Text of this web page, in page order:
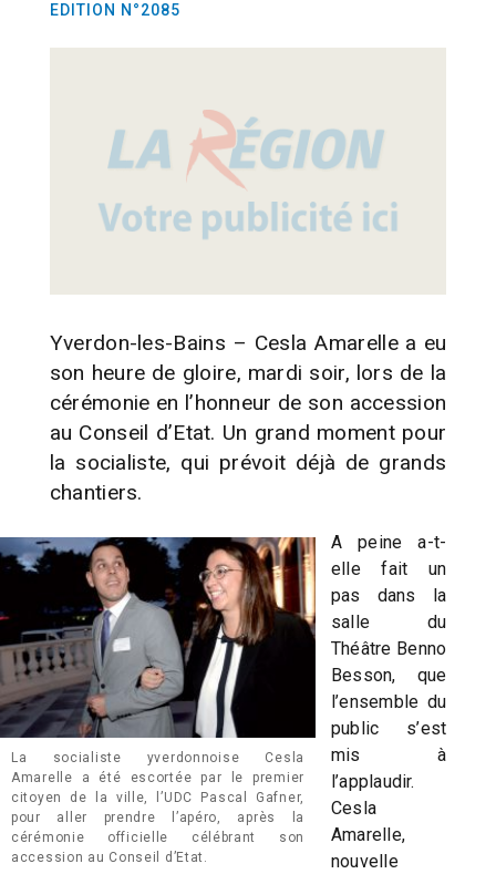
EDITION N°2085
Yverdon-les-Bains – Cesla Amarelle a eu
son heure de gloire, mardi soir, lors de la
cérémonie en l’honneur de son accession
au Conseil d’Etat. Un grand moment pour
la socialiste, qui prévoit déjà de grands
chantiers.
La socialiste yverdonnoise Cesla
Amarelle a été escortée par le premier
citoyen de la ville, l’UDC Pascal Gafner,
pour aller prendre l’apéro, après la
cérémonie officielle célébrant son
accession au Conseil d’Etat.
A peine a-t-
elle fait un
pas dans la
salle du
Théâtre Benno
Besson, que
l’ensemble du
public s’est
mis à
l’applaudir.
Cesla
Amarelle,
nouvelle